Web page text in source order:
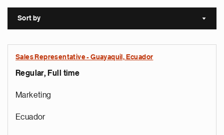
Sort by Sort
Sales Representative - Guayaquil, Ecuador
Regular, Full time
Marketing
Ecuador